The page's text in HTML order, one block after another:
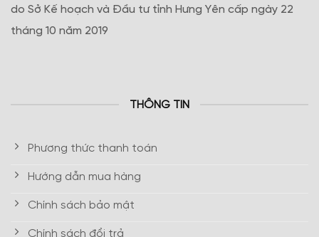
do Sở Kế hoạch và Đầu tư tỉnh Hưng Yên cấp ngày 22
tháng 10 năm 2019
THÔNG TIN
Phương thức thanh toán
Hướng dẫn mua hàng
Chính sách bảo mật
Chính sách đổi trả